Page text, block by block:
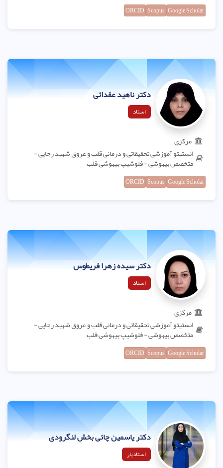
Google Scholar
Scopus
ORCID
دکتر ناهید عقدائی
استاد
مرکزی
انستیتو آموزشی تحقیقاتی و درمانی قلب و عروق شهید رجایی -
متخصص بیهوشی - فلوشیپ بیهوشی قلب
Google Scholar
Scopus
ORCID
دکتر سیده زهرا فریطوس
استاد
مرکزی
انستیتو آموزشی تحقیقاتی و درمانی قلب و عروق شهید رجایی -
متخصص بیهوشی - فلوشیپ بیهوشی قلب
Google Scholar
Scopus
ORCID
دکتر یاسمین چائی بخش لنگرودی
استادیار